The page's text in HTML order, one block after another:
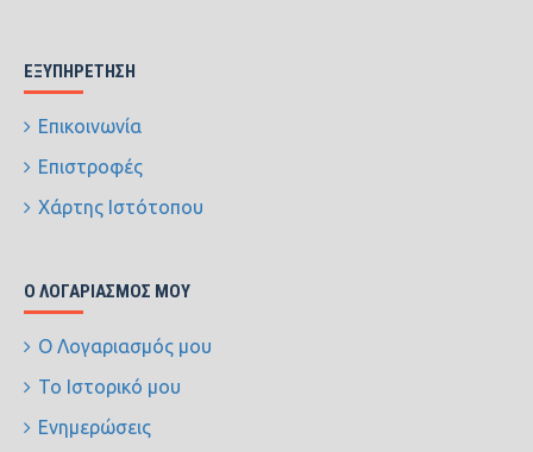
ΕΞΥΠΗΡΈΤΗΣΗ
Επικοινωνία
Επιστροφές
Χάρτης Ιστότοπου
Ο ΛΟΓΑΡΙΑΣΜΌΣ ΜΟΥ
Ο Λογαριασμός μου
Το Ιστορικό μου
Ενημερώσεις